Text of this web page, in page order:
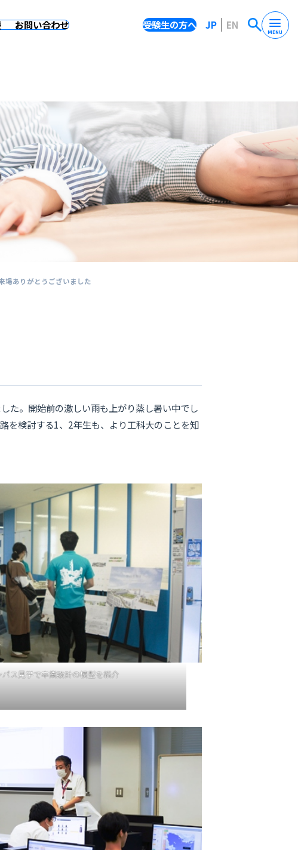
お問い合わせ 受験生の方へ JP EN
MENU
場ありがとうございました
た。開始前の激しい雨も上がり蒸し暑い中でし
を検討する1、2年生も、より工科大のことを知
パス見学で卒業設計の模型を紹介